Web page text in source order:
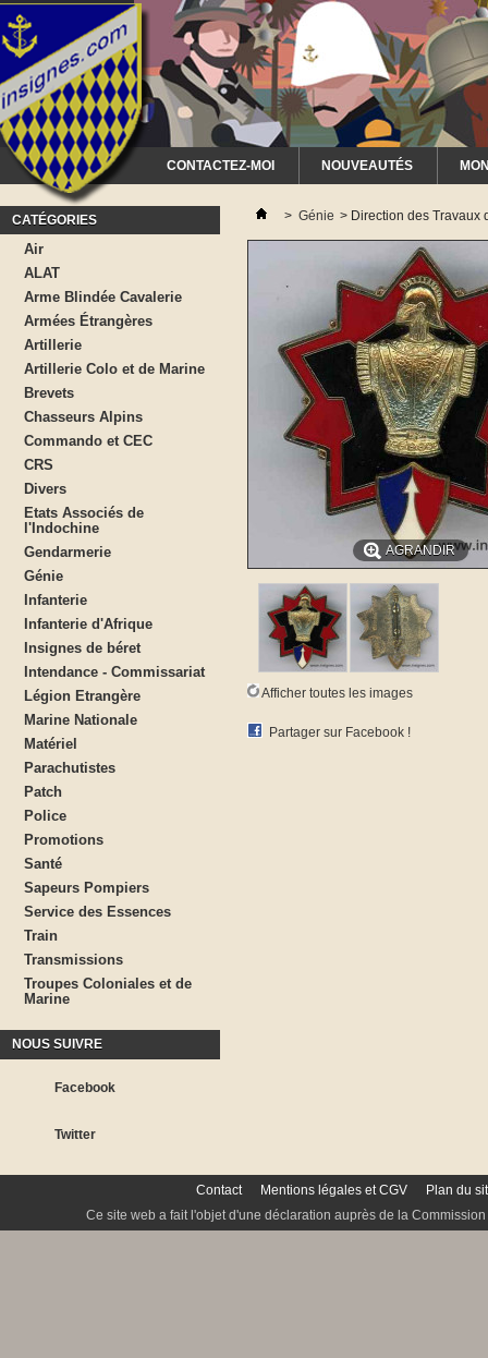
CONTACTEZ-MOI NOUVEAUTÉS
CATÉGORIES
Air
ALAT
Arme Blindée Cavalerie
Armées Étrangères
Artillerie
Artillerie Colo et de Marine
Brevets
Chasseurs Alpins
Commando et CEC
CRS
Divers
Etats Associés de
l'Indochine
Gendarmerie
Génie
Infanterie
Infanterie d'Afrique
Insignes de béret
Intendance - Commissariat
Légion Etrangère
Marine Nationale
Matériel
Parachutistes
Patch
Police
Promotions
Santé
Sapeurs Pompiers
Service des Essences
Train
Transmissions
Troupes Coloniales et de
Marine
NOUS SUIVRE
Facebook
Twitter
> Génie > Direction des Travaux
AGRANDIR
Afficher toutes les images
Partager sur Facebook !
Contact Mentions légales et CGV
Plan du
Ce site web a fait l'objet d'une déclaration auprès de la